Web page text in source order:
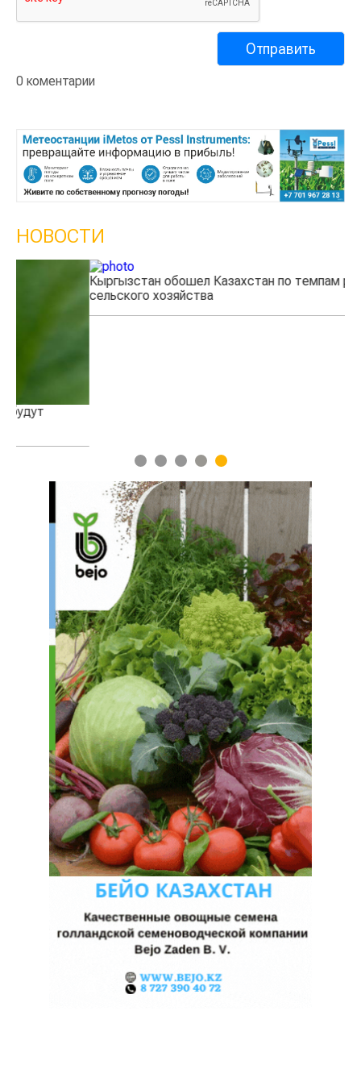
0 коментарии
НОВОСТИ
Кыргызстан обошел Казахстан по темпам роста
сельского хозяйства
1 2 3 4 5